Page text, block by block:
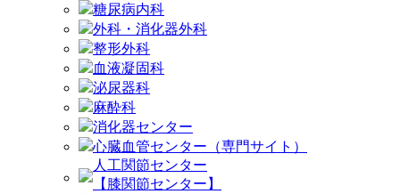
糖尿病内科
外科・消化器外科
整形外科
血液凝固科
泌尿器科
麻酔科
消化器センター
心臓血管センター（専門サイト）
人工関節センター
【膝関節センター】